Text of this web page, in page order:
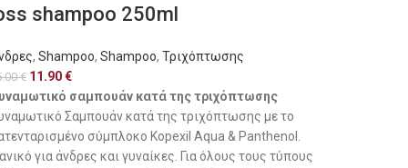
shampoo 250ml
, Shampoo, Shampoo, Τριχόπτωσης
€ 11.90€
σαμπουάν κατά της τριχόπτωσης
Σαμπουάν κατά της τριχόπτωσης με το
σύμπλοκο Kopexil Aqua & Panthenol.
για άνδρες και γυναίκες. Για όλους τους τύπους